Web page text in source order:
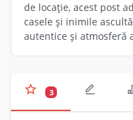
de locație, acest post
casele și inimile
autentice și atmosferă
3